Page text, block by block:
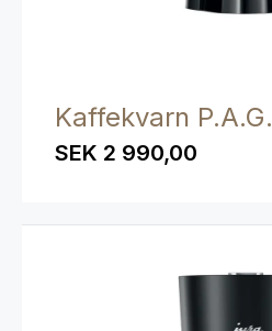
Kaffekvarn P.A.G.
SEK 2 990,00